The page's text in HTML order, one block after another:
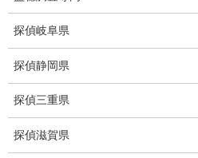
集団ストーカー
GPS発見調査
盗難車両調査
盗撮犯防止対策調査
探偵岐阜県
探偵静岡県
探偵三重県
探偵滋賀県